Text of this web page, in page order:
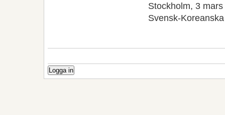
Stockholm, 3
Svensk-
Logga in